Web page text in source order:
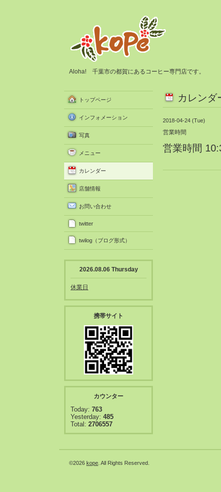
Aloha! 千葉市の都賀にあるコーヒー専門店です。
カレンダ
2018-04-24 (Tue)
営業時間
営業時間
トップページ
インフォメーション
写真
メニュー
カレンダー
店舗情報
お問い合わせ
twitter
twilog（ブログ形式）
2026.08.06 Thursday
休業日
携帯サイト
カウンター
Today: 763
Yesterday: 485
Total: 2706557
©2026 kope . All Rights Reserved.